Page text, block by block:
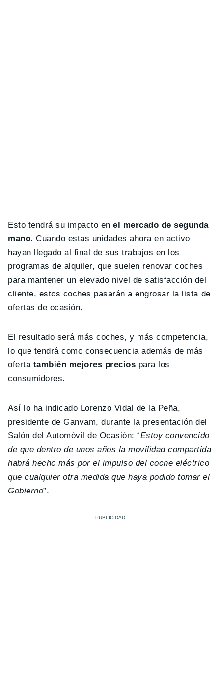
Esto tendrá su impacto en el mercado de segunda
mano. Cuando estas unidades ahora en activo
hayan llegado al final de sus trabajos en los
programas de alquiler, que suelen renovar coches
para mantener un elevado nivel de satisfacción del
cliente, estos coches pasarán a engrosar la lista de
ofertas de ocasión.
El resultado será más coches, y más competencia,
lo que tendrá como consecuencia además de más
oferta también mejores precios para los
consumidores.
Así lo ha indicado Lorenzo Vidal de la Peña,
presidente de Ganvam, durante la presentación del
Salón del Automóvil de Ocasión: “Estoy convencido
de que dentro de unos años la movilidad compartida
habrá hecho más por el impulso del coche eléctrico
que cualquier otra medida que haya podido tomar el
Gobierno”.